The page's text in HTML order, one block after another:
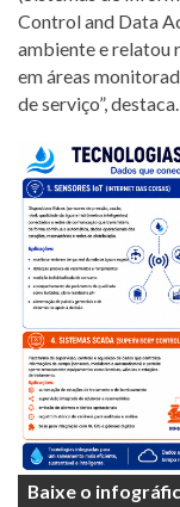
Control and Data
ambiente e relatou
em áreas
de serviço”, destaca.
Baixe o